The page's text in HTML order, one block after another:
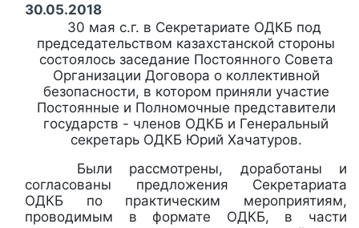
30.05.2018
30 мая с.г. в Секретариате ОДКБ под
председательством казахстанской стороны
состоялось заседание Постоянного Совета
Организации Договора о коллективной
безопасности, в котором приняли участие
Постоянные и Полномочные представители
государств - членов ОДКБ и Генеральный
секретарь ОДКБ Юрий Хачатуров.
Были рассмотрены, доработаны и
согласованы предложения Секретариата
ОДКБ по практическим мероприятиям,
проводимым в формате ОДКБ, в части